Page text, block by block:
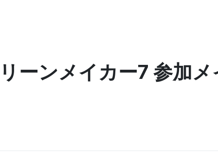
ーンメイカー7 参加メ